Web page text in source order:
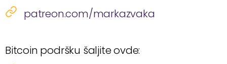
patreon.com/markazvaka
Bitcoin podršku šaljite ovde: